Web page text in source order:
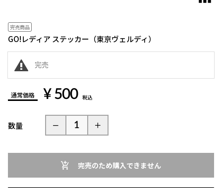
完売商品
GO!レディア ステッカー（東京ヴェルディ）
完売
通常価格 ¥ 500 税込
数量
完売のため購入できません